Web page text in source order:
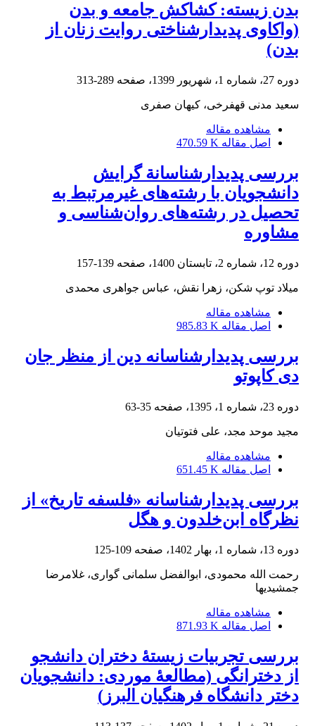
بدن زیسته: کشاکش جامعه و بدن
(واکاوی پدیدارشناختی روایت زنان از
بدن)
دوره 27، شماره 1، شهریور 1399، صفحه 289-313
سعید مدنی قهفرخی، کیهان صفری
مشاهده مقاله
اصل مقاله 470.59 K
بررسی پدیدارشناسانة گرایش
دانشجویان با رشته‌های غیرمرتبط به
تحصیل در رشته‌های روان‌شناسی و
مشاوره
دوره 12، شماره 2، تابستان 1400، صفحه 139-157
میلاد توپ شکن، زهرا نقش، عباس جواهری محمدی
مشاهده مقاله
اصل مقاله 985.83 K
بررسی پدیدارشناسانه‌ دین از منظر جان
دی کاپوتو
دوره 23، شماره 1، 1395، صفحه 35-63
مجید موحد مجد، علی فتوتیان
مشاهده مقاله
اصل مقاله 651.45 K
بررسی پدیدارشناسانه «فلسفه تاریخ» از
نظرگاه ابن‌خلدون و هگل
دوره 13، شماره 1، بهار 1402، صفحه 109-125
رحمت الله محمودی، ابوالفضل سلمانی گواری، غلامرضا
جمشیدیها
مشاهده مقاله
اصل مقاله 871.93 K
بررسی تجربیات زیستۀ دختران دانشجو
از دخترانگی (مطالعۀ موردی: دانشجویان
دختر دانشگاه فرهنگیان البرز)